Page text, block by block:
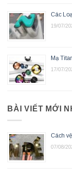
Các
19/07/
Mạ
17/07/
BÀI VIẾT MỚI
Cách
07/08/